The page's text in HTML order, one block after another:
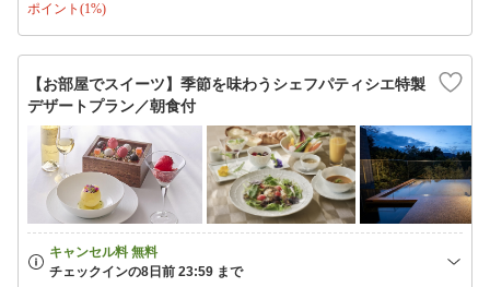
ポイント(1%)
【お部屋でスイーツ】季節を味わうシェフパティシエ特製
デザートプラン／朝食付